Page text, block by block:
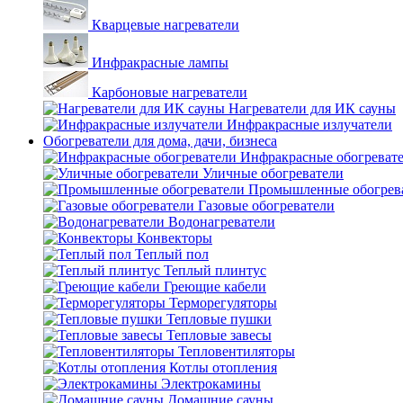
Кварцевые нагреватели
Инфракрасные лампы
Карбоновые нагреватели
Нагреватели для ИК сауны
Инфракрасные излучатели
Обогреватели для дома, дачи, бизнеса
Инфракрасные
Уличные обогреватели
Промышленные
Газовые обогреватели
Водонагреватели
Конвекторы
Теплый пол
Теплый плинтус
Греющие кабели
Терморегуляторы
Тепловые пушки
Тепловые завесы
Тепловентиляторы
Котлы отопления
Электрокамины
Домашние сауны